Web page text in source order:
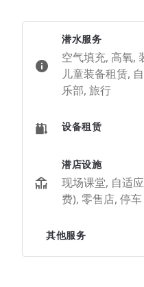
潜水服务
空气填充, 高氧,
儿童装备租赁,
乐部, 旅行
设备租赁
潜店设施
现场课堂, 自适
费), 零售店, 停车
其他服务